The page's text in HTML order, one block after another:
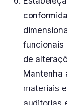
funcionais
de
Mantenha
materiais
auditorias